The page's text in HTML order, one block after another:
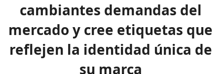
cambiantes demandas del
mercado y cree etiquetas que
reflejen la identidad única de
su marca